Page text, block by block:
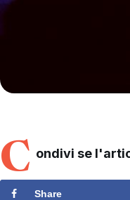
C ondivi se
Share